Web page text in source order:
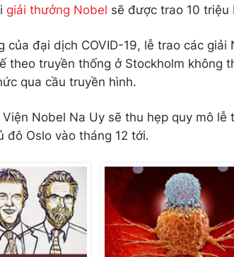
giải thưởng Nobel sẽ được trao 10 triệu
của đại dịch COVID-19, lễ trao các giải
theo truyền thống ở Stockholm không
qua cầu truyền hình.
Nobel Na Uy sẽ thu hẹp quy mô
đô Oslo vào tháng 12 tới.